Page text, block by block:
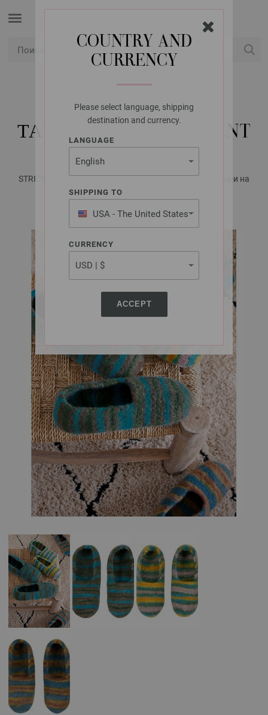
COUNTRY AND
CURRENCY
Please select language, shipping
destination and currency.
LANGUAGE
SHIPPING TO
USA - The United States
of America
CURRENCY
ACCEPT
LANA GROSSA
ТАПОЧКИ FELTRO PRINT
STRICK & FILZ No. 14 - Журнал на немецком, инструкции на
русском языке | Модель 18